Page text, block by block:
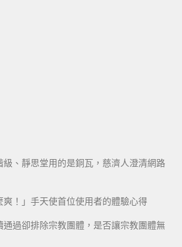
級、靜思堂用的是銅瓦，慈濟人澄清網路
爽！」手天使首位使用者的體驗心得
通過卻排除宗教團體，是否讓宗教團體無